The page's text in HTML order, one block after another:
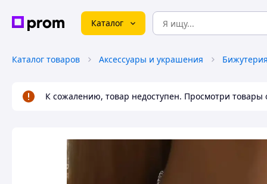
Каталог
Каталог товаров Аксессуары и украшения Бижутерия
К сожалению, товар недоступен. Просмотри товары